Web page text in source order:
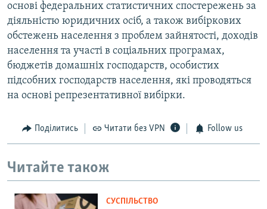
основі федеральних статистичних спостережень за
діяльністю юридичних осіб, а також вибіркових
обстежень населення з проблем зайнятості, доходів
населення та участі в соціальних програмах,
бюджетів домашніх господарств, особистих
підсобних господарств населення, які проводяться
на основі репрезентативної вибірки.
Поділитись Читати без VPN Follow us
Читайте також
СУСПІЛЬСТВО